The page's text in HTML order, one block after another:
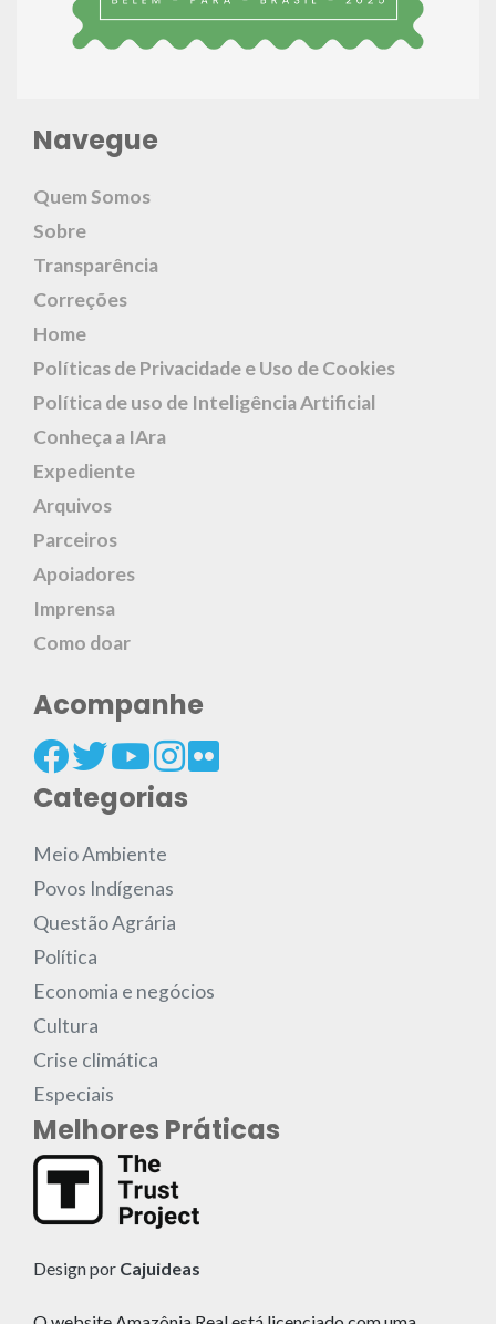
Navegue
Quem Somos
Sobre
Transparência
Correções
Home
Políticas de Privacidade e Uso de Cookies
Política de uso de Inteligência Artificial
Conheça a IAra
Expediente
Arquivos
Parceiros
Apoiadores
Imprensa
Como doar
Acompanhe
Categorias
Meio Ambiente
Povos Indígenas
Questão Agrária
Política
Economia e negócios
Cultura
Crise climática
Especiais
Melhores Práticas
Design por Cajuideas